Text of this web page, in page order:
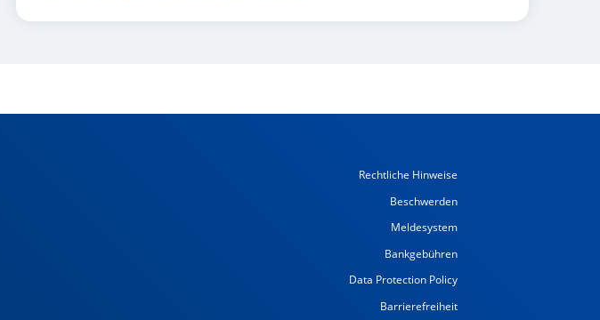
Rechtliche Hinweise
Beschwerden
Meldesystem
Bankgebühren
Data Protection Policy
Barrierefreiheit